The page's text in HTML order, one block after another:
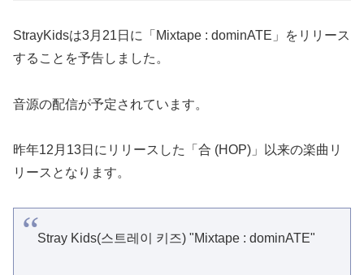
StrayKidsは3月21日に「Mixtape : dominATE」をリリース
することを予告しました。
音源の配信が予定されています。
昨年12月13日にリリースした「合 (HOP)」以来の楽曲リ
リースとなります。
Stray Kids(스트레이 키즈) "Mixtape : dominATE"